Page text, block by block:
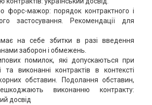
форс-мажор: порядок контрактного і
застосування. Рекомендації для
на себе збитки в разі введення
заборон і обмежень.
помилок, які допускаються при
та виконанні контрактів в контексті
обставин. Подолання обставин,
виконанню контракту:
досвід